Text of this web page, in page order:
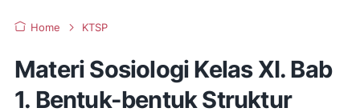
Home KTSP
Materi Sosiologi Kelas XI. Bab
1. Bentuk-bentuk Struktur